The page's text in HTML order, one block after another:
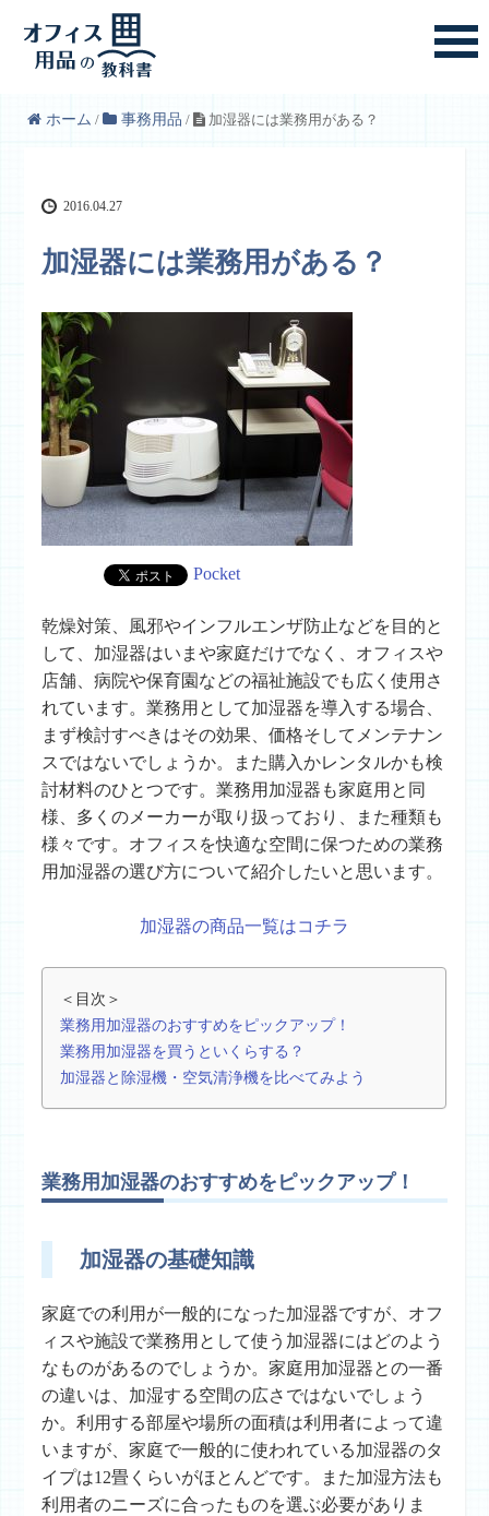
ホーム / 事務用品 / 加湿器には業務用がある？
2016.04.27
加湿器には業務用がある？
Pocket
乾燥対策、風邪やインフルエンザ防止などを目的と
して、加湿器はいまや家庭だけでなく、オフィスや
店舗、病院や保育園などの福祉施設でも広く使用さ
れています。業務用として加湿器を導入する場合、
まず検討すべきはその効果、価格そしてメンテナン
スではないでしょうか。また購入かレンタルかも検
討材料のひとつです。業務用加湿器も家庭用と同
様、多くのメーカーが取り扱っており、また種類も
様々です。オフィスを快適な空間に保つための業務
用加湿器の選び方について紹介したいと思います。
加湿器の商品一覧はコチラ
＜目次＞
業務用加湿器のおすすめをピックアップ！
業務用加湿器を買うといくらする？
加湿器と除湿機・空気清浄機を比べてみよう
業務用加湿器のおすすめをピックアップ！
加湿器の基礎知識
家庭での利用が一般的になった加湿器ですが、オフ
ィスや施設で業務用として使う加湿器にはどのよう
なものがあるのでしょうか。家庭用加湿器との一番
の違いは、加湿する空間の広さではないでしょう
か。利用する部屋や場所の面積は利用者によって違
いますが、家庭で一般的に使われている加湿器のタ
イプは12畳くらいがほとんどです。また加湿方法も
利用者のニーズに合ったものを選ぶ必要がありま